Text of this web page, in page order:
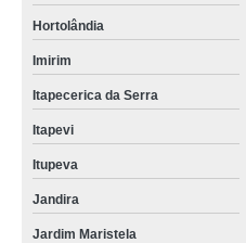
Hortolândia
Imirim
Itapecerica da Serra
Itapevi
Itupeva
Jandira
Jardim Maristela